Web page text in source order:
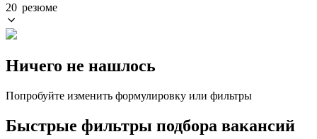
20 резюме
Ничего не нашлось
Попробуйте изменить формулировку или фильтры
Быстрые фильтры подбора вакансий